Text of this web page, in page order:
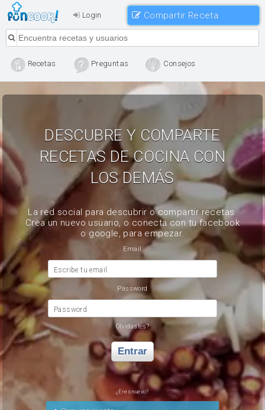
Login
Recetas Preguntas Consejos
DESCUBRE Y COMPARTE
RECETAS DE COCINA CON
LOS DEMÁS
La red social para descubrir o compartir recetas.
Crea un nuevo usuario, o conecta con tu facebook
o google, para empezar.
Email
Escribe tu email
Password
Password
Olvidastes?
Entrar
¿Eres nuevo?
Compartir Receta